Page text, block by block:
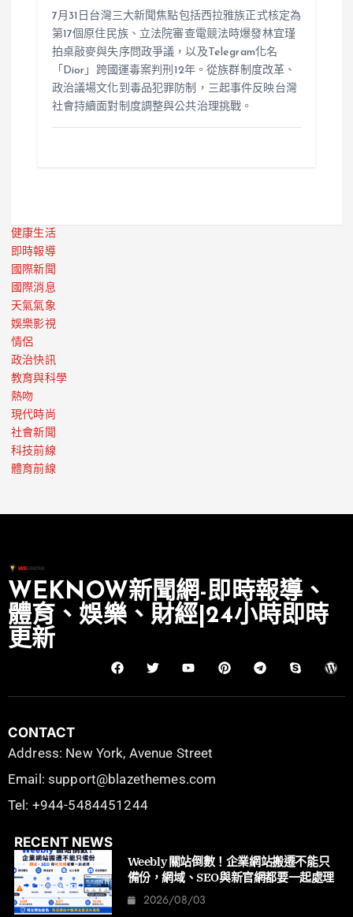
7月31日台灣三大新聞焦點包括西拉雅族正式核定為
第17個原住民族、立法院審查電競法時爆發林宜瑾
拍桌敲麥與失序問政爭議，以及Telegram化名
「Dior」跨國運毒案判刑12年。從族群制度改革、
政治議場文化到毒品犯罪防制，三起事件反映台灣
社會持續面對制度調整與公共治理挑戰。
健康生活
即時報導
國際新聞
國際消息
天氣氣象
娛樂影視
情侶
政治快訊
教育與科學
熱吻
現代時尚
社會新聞
科技前線
體育前線
WEKNOW新聞網-即時報導、
體育、娛樂、財經|24小時即時
更新
CONTACT
Address: New York, Avenue Street
Email: support@blazethemes.com
Tel: +944-5484451244
RECENT NEWS
Weebly 關站倒數！企業網站搬遷不能只
備份，網域、SEO與新官網都要一起處理
2026/08/03